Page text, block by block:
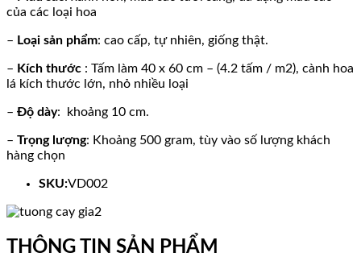
của các loại hoa
– Loại sản phẩm: cao cấp, tự nhiên, giống thật.
– Kích thước : Tấm làm 40 x 60 cm – (4.2 tấm / m2), cành hoa
lá kích thước lớn, nhỏ nhiều loại
– Độ dày: khoảng 10 cm.
– Trọng lượng: Khoảng 500 gram, tùy vào số lượng khách
hàng chọn
SKU:VD002
THÔNG TIN SẢN PHẨM